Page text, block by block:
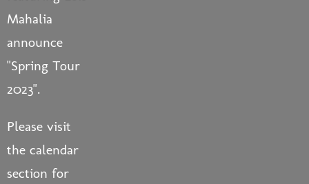
Mahalia
announce
"Spring Tour
2023".
Please visit
the calendar
section for